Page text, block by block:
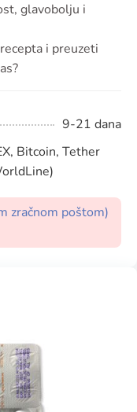
glavobolju i
i preuzeti
9-21 dana
Bitcoin, Tether
zračnom poštom)